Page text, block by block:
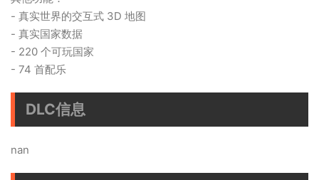
- 真实世界的交互式 3D 地图
- 真实国家数据
- 220 个可玩国家
- 74 首配乐
DLC信息
nan